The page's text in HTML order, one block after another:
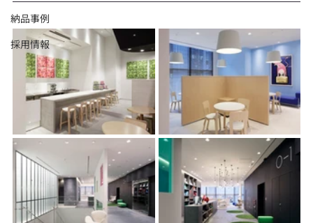
納品事例
採用情報